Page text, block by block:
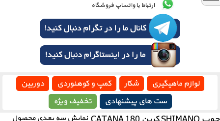
ارتباط با واتساپ فروشگاه
لوازم ماهیگیری شکار کمپ و کوهنوردی
دوربین
ست های پیشنهادی
تخفیف ویژه
نمایش سه بعدی محصول